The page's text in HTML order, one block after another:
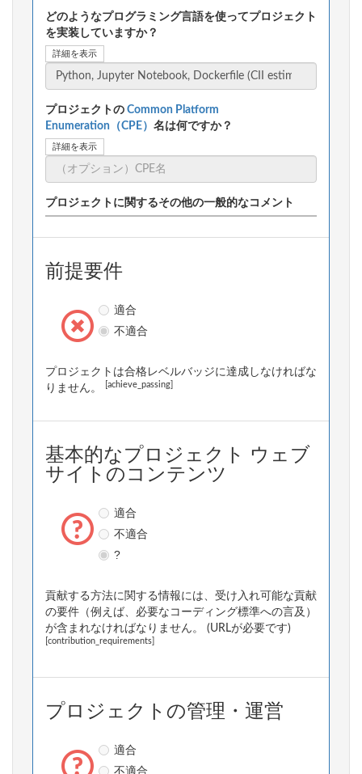
どのようなプログラミング言語を使ってプロジェクト
を実装していますか？
詳細を表示
プロジェクトの Common Platform
Enumeration（CPE） 名は何ですか？
詳細を表示
プロジェクトに関するその他の一般的なコメント
前提要件
適合
不適合
プロジェクトは合格レベルバッジに達成しなければな
りません。
[achieve_passing]
基本的なプロジェクト ウェブ
サイトのコンテンツ
適合
不適合
?
貢献する方法に関する情報には、受け入れ可能な貢献
の要件（例えば、必要なコーディング標準への言及）
が含まれなければなりません。 (URLが必要です)
[contribution_requirements]
プロジェクトの管理・運営
適合
不適合